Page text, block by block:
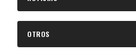
OTROS